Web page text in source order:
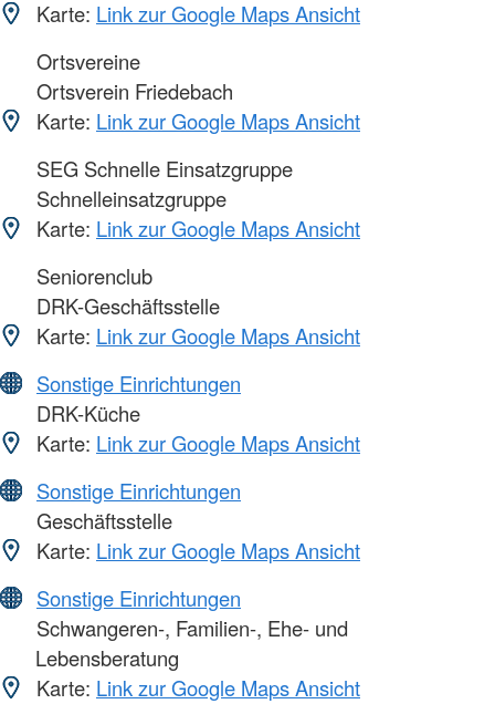
Karte: Link zur Google Maps Ansicht
Ortsvereine
Ortsverein Friedebach
Karte: Link zur Google Maps Ansicht
SEG Schnelle Einsatzgruppe
Schnelleinsatzgruppe
Karte: Link zur Google Maps Ansicht
Seniorenclub
DRK-Geschäftsstelle
Karte: Link zur Google Maps Ansicht
Sonstige Einrichtungen
DRK-Küche
Karte: Link zur Google Maps Ansicht
Sonstige Einrichtungen
Geschäftsstelle
Karte: Link zur Google Maps Ansicht
Sonstige Einrichtungen
Schwangeren-, Familien-, Ehe- und
Lebensberatung
Karte: Link zur Google Maps Ansicht